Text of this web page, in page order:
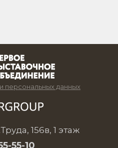
персональных данных
156в, 1 этаж
55-10